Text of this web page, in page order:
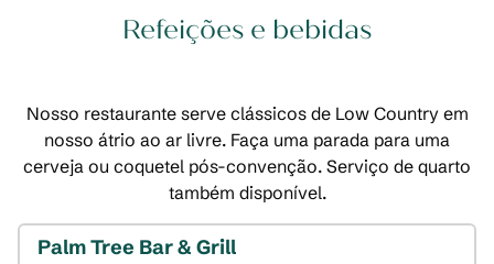
Refeições e bebidas
Nosso restaurante serve clássicos de Low Country em
nosso átrio ao ar livre. Faça uma parada para uma
cerveja ou coquetel pós-convenção. Serviço de quarto
também disponível.
1 de 3
imagem anterior
Palm Tree Bar & Grill